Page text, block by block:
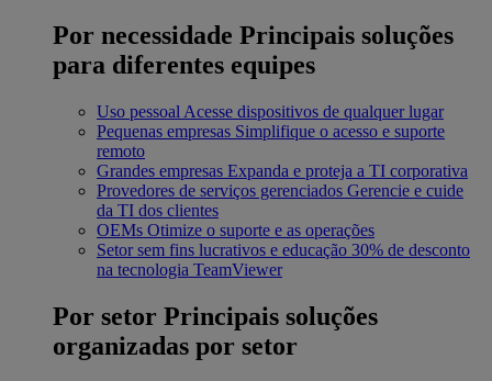
Por necessidade Principais soluções
para diferentes equipes
Uso pessoal Acesse dispositivos de qualquer lugar
Pequenas empresas Simplifique o acesso e suporte
remoto
Grandes empresas Expanda e proteja a TI corporativa
Provedores de serviços gerenciados Gerencie e cuide
da TI dos clientes
OEMs Otimize o suporte e as operações
Setor sem fins lucrativos e educação 30% de desconto
na tecnologia TeamViewer
Por setor Principais soluções
organizadas por setor